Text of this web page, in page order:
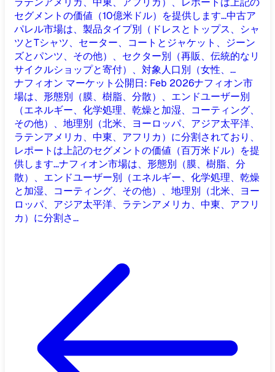
セグメントの価値（10億米ドル）を提供します...中古ア
パレル市場は、製品タイプ別（ドレスとトップス、シャ
ツとTシャツ、セーター、コートとジャケット、ジーン
ズとパンツ、その他）、セクター別（再販、伝統的なリ
サイクルショップと寄付）、対象人口別（女性、...
ナフィオン マーケット公開日: Feb 2026ナフィオン市
場は、形態別（膜、樹脂、分散）、エンドユーザー別
（エネルギー、化学処理、乾燥と加湿、コーティング、
その他）、地理別（北米、ヨーロッパ、アジア太平洋、
ラテンアメリカ、中東、アフリカ）に分割されており、
レポートは上記のセグメントの価値（百万米ドル）を提
供します...ナフィオン市場は、形態別（膜、樹脂、分
散）、エンドユーザー別（エネルギー、化学処理、乾燥
と加湿、コーティング、その他）、地理別（北米、ヨー
ロッパ、アジア太平洋、ラテンアメリカ、中東、アフリ
カ）に分割さ...